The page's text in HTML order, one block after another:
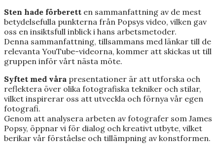
Sten hade förberett en sammanfattning av de mest
betydelsefulla punkterna från Popsys video, vilken gav
oss en insiktsfull inblick i hans arbetsmetoder.
Denna sammanfattning, tillsammans med länkar till de
relevanta YouTube-videorna, kommer att skickas ut till
gruppen inför vårt nästa möte.
Syftet med våra presentationer är att utforska och
reflektera över olika fotografiska tekniker och stilar,
vilket inspirerar oss att utveckla och förnya vår egen
fotografi.
Genom att analysera arbeten av fotografer som James
Popsy, öppnar vi för dialog och kreativt utbyte, vilket
berikar vår förståelse och tillämpning av konstformen.